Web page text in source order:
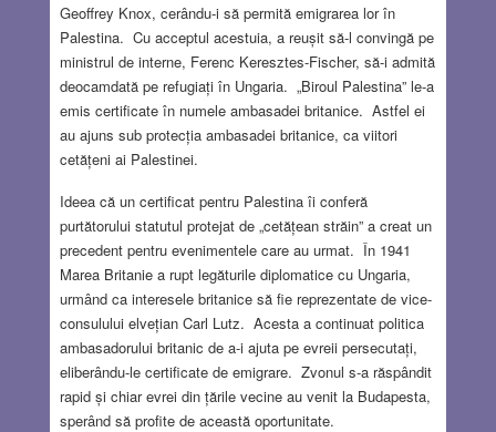
Geoffrey Knox, cerându-i să permită emigrarea lor în
Palestina. Cu acceptul acestuia, a reușit să-l convingă pe
ministrul de interne, Ferenc Keresztes-Fischer, să-i admită
deocamdată pe refugiați în Ungaria. „Biroul Palestina” le-a
emis certificate în numele ambasadei britanice. Astfel ei
au ajuns sub protecția ambasadei britanice, ca viitori
cetățeni ai Palestinei.
Ideea că un certificat pentru Palestina îi conferă
purtătorului statutul protejat de „cetățean străin” a creat un
precedent pentru evenimentele care au urmat. În 1941
Marea Britanie a rupt legăturile diplomatice cu Ungaria,
urmând ca interesele britanice să fie reprezentate de vice-
consulului elvețian Carl Lutz. Acesta a continuat politica
ambasadorului britanic de a-i ajuta pe evreii persecutați,
eliberându-le certificate de emigrare. Zvonul s-a răspândit
rapid și chiar evrei din țările vecine au venit la Budapesta,
sperând să profite de această oportunitate.